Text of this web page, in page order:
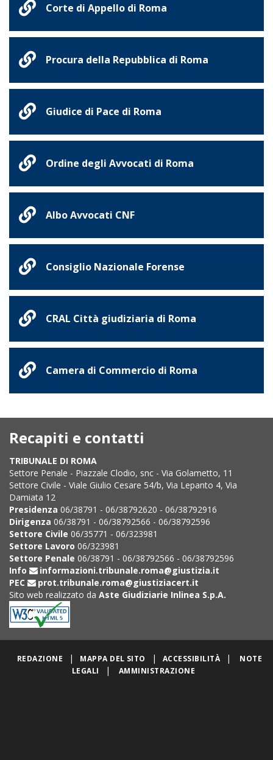
Corte di Appello di Roma
Procura della Repubblica di Roma
Giudice di Pace di Roma
Ordine degli Avvocati di Roma
Albo Avvocati CNF
Consiglio Nazionale Forense
CRAL Città giudiziaria di Roma
Camera di Commercio di Roma
Recapiti e contatti
TRIBUNALE DI ROMA
Settore Penale - Piazzale Clodio, snc - Via Golametto, 11
Settore Civile - Viale Giulio Cesare 54/b, Via Lepanto 4, Via
Damiata 12
Presidenza 06/38791 - 06/38792620 - 06/38792916
Dirigenza 06/38791 - 06/38792566 - 06/38792596
Settore Civile 06/35771 - 06/323981
Settore Lavoro 06/323981
Settore Penale 06/38791 - 06/38792566 - 06/38792596
Info
informazioni.tribunale.roma@giustizia.it
PEC
prot.tribunale.roma@giustiziacert.it
Sito web realizzato da Aste Giudiziarie Inlinea S.p.A.
REDAZIONE | MAPPA DEL SITO | ACCESSIBILITÀ |
NOTE
LEGALI
| AMMINISTRAZIONE